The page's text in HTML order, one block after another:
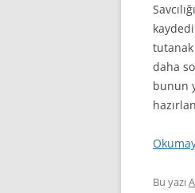
tutanak
daha
bunun
Bu yazı